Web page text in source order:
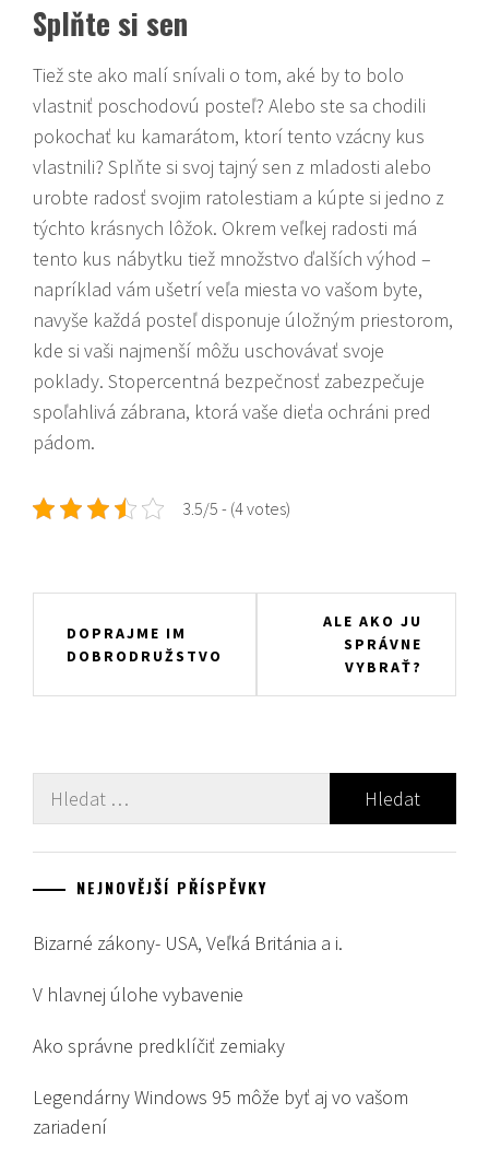
Splňte si sen
Tiež ste ako malí snívali o tom, aké by to bolo
vlastniť poschodovú posteľ? Alebo ste sa chodili
pokochať ku kamarátom, ktorí tento vzácny kus
vlastnili? Splňte si svoj tajný sen z mladosti alebo
urobte radosť svojim ratolestiam a kúpte si jedno z
týchto krásnych lôžok. Okrem veľkej radosti má
tento kus nábytku tiež množstvo ďalších výhod –
napríklad vám ušetrí veľa miesta vo vašom byte,
navyše každá posteľ disponuje úložným priestorom,
kde si vaši najmenší môžu uschovávať svoje
poklady. Stopercentná bezpečnosť zabezpečuje
spoľahlivá zábrana, ktorá vaše dieťa ochráni pred
pádom.
3.5/5 - (4 votes)
pro
příspěvek
DOPRAJME IM
DOBRODRUŽSTVO
ALE AKO JU
SPRÁVNE
VYBRAŤ?
Vyhledávání
NEJNOVĚJŠÍ PŘÍSPĚVKY
Bizarné zákony- USA, Veľká Británia a i.
V hlavnej úlohe vybavenie
Ako správne predklíčiť zemiaky
Legendárny Windows 95 môže byť aj vo vašom
zariadení